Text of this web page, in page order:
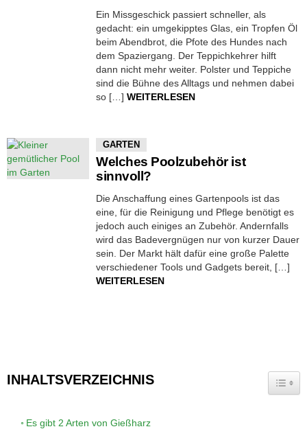
Ein Missgeschick passiert schneller, als
gedacht: ein umgekipptes Glas, ein Tropfen Öl
beim Abendbrot, die Pfote des Hundes nach
dem Spaziergang. Der Teppichkehrer hilft
dann nicht mehr weiter. Polster und Teppiche
sind die Bühne des Alltags und nehmen dabei
so […] WEITERLESEN
GARTEN
Welches Poolzubehör ist
sinnvoll?
Die Anschaffung eines Gartenpools ist das
eine, für die Reinigung und Pflege benötigt es
jedoch auch einiges an Zubehör. Andernfalls
wird das Badevergnügen nur von kurzer Dauer
sein. Der Markt hält dafür eine große Palette
verschiedener Tools und Gadgets bereit, […]
WEITERLESEN
INHALTSVERZEICHNIS
Es gibt 2 Arten von Gießharz